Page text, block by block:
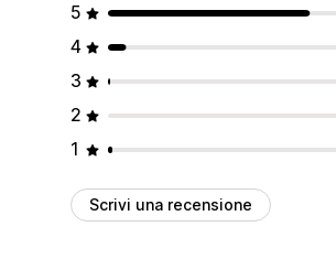
5
4
3
2
1
Scrivi una recensione